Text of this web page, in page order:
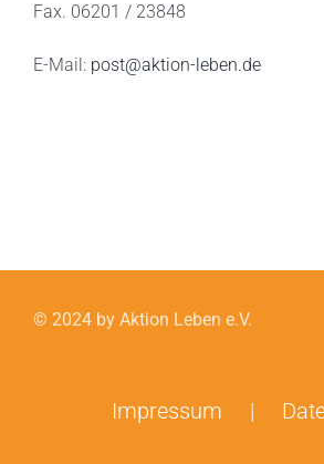
Fax. 06201 / 23848
E-Mail: post@aktion-leben.de
© 2024 by Aktion Leben e.V.
Impressum